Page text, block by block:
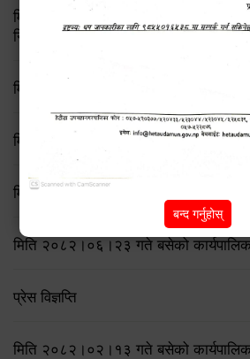
मिति २०८३ जेष्ठ १७ गते बसेको ८३औं नगर
निर्णय
मिति २०८२/८/२१ गते बसेको ७६ औँ
मिति २०८२/८/११ गते बसेको ७५ औँ
मिति २०८२/७/१९ गते बसेको ७४ औँ
मिति २०८२।०६।२३ गते बसेको
प्रेस विज्ञप्ति
मिति २०८२।०२।१३ गते बसेको
बन्द गर्नुहोस्